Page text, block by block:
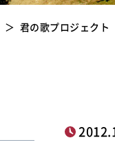
君の歌プロジェク